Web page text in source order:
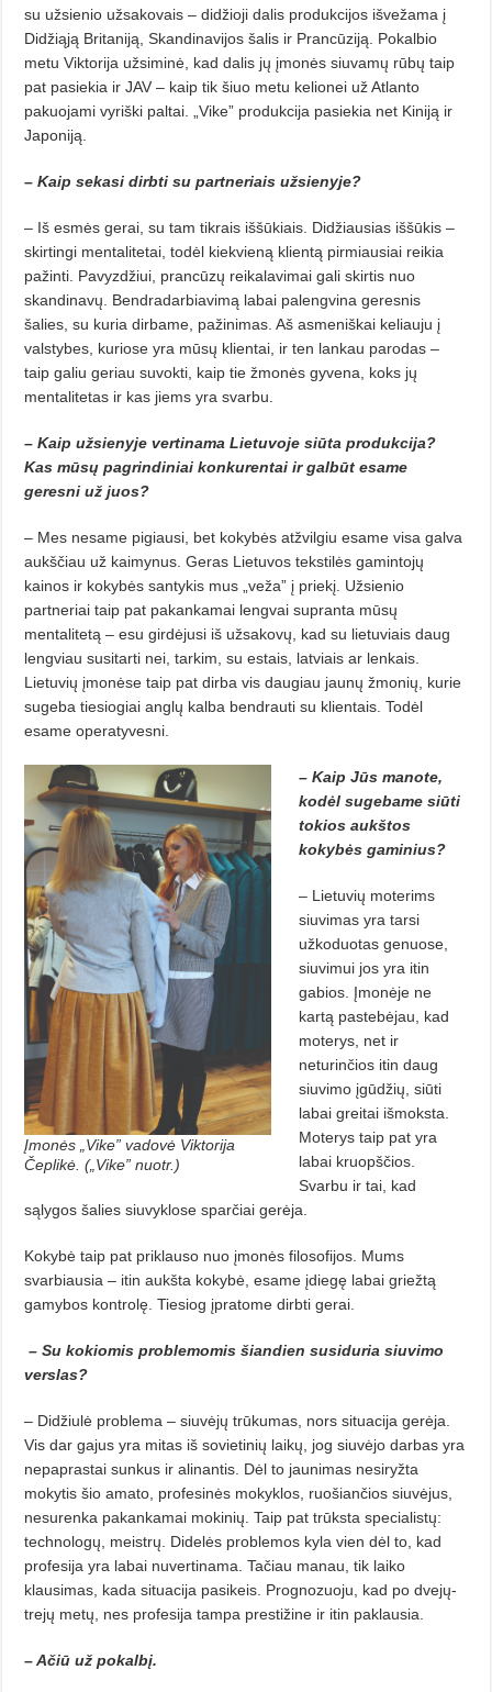
su užsienio užsakovais – didžioji dalis produkcijos išvežama į
Didžiąją Britaniją, Skandinavijos šalis ir Prancūziją. Pokalbio
metu Viktorija užsiminė, kad dalis jų įmonės siuvamų rūbų taip
pat pasiekia ir JAV – kaip tik šiuo metu kelionei už Atlanto
pakuojami vyriški paltai. „Vike” produkcija pasiekia net Kiniją ir
Japoniją.
– Kaip sekasi dirbti su partneriais užsienyje?
– Iš esmės gerai, su tam tikrais iššūkiais. Didžiausias iššūkis –
skirtingi mentalitetai, todėl kiekvieną klientą pirmiausiai reikia
pažinti. Pavyzdžiui, prancūzų reikalavimai gali skirtis nuo
skandinavų. Bendradarbiavimą labai palengvina geresnis
šalies, su kuria dirbame, pažinimas. Aš asmeniškai keliauju į
valstybes, kuriose yra mūsų klientai, ir ten lankau parodas –
taip galiu geriau suvokti, kaip tie žmonės gyvena, koks jų
mentalitetas ir kas jiems yra svarbu.
– Kaip užsienyje vertinama Lietuvoje siūta produkcija?
Kas mūsų pagrindiniai konkurentai ir galbūt esame
geresni už juos?
– Mes nesame pigiausi, bet kokybės atžvilgiu esame visa galva
aukščiau už kaimynus. Geras Lietuvos tekstilės gamintojų
kainos ir kokybės santykis mus „veža” į priekį. Užsienio
partneriai taip pat pakankamai lengvai supranta mūsų
mentalitetą – esu girdėjusi iš užsakovų, kad su lietuviais daug
lengviau susitarti nei, tarkim, su estais, latviais ar lenkais.
Lietuvių įmonėse taip pat dirba vis daugiau jaunų žmonių, kurie
sugeba tiesiogiai anglų kalba bendrauti su klientais. Todėl
esame operatyvesni.
Įmonės „Vike” vadovė Viktorija
Čeplikė. („Vike” nuotr.)
– Kaip Jūs manote,
kodėl sugebame siūti
tokios aukštos
kokybės gaminius?
– Lietuvių moterims
siuvimas yra tarsi
užkoduotas genuose,
siuvimui jos yra itin
gabios. Įmonėje ne
kartą pastebėjau, kad
moterys, net ir
neturinčios itin daug
siuvimo įgūdžių, siūti
labai greitai išmoksta.
Moterys taip pat yra
labai kruopščios.
Svarbu ir tai, kad
sąlygos šalies siuvyklose sparčiai gerėja.
Kokybė taip pat priklauso nuo įmonės filosofijos. Mums
svarbiausia – itin aukšta kokybė, esame įdiegę labai griežtą
gamybos kontrolę. Tiesiog įpratome dirbti gerai.
– Su kokiomis problemomis šiandien susiduria siuvimo
verslas?
– Didžiulė problema – siuvėjų trūkumas, nors situacija gerėja.
Vis dar gajus yra mitas iš sovietinių laikų, jog siuvėjo darbas yra
nepaprastai sunkus ir alinantis. Dėl to jaunimas nesiryžta
mokytis šio amato, profesinės mokyklos, ruošiančios siuvėjus,
nesurenka pakankamai mokinių. Taip pat trūksta specialistų:
technologų, meistrų. Didelės problemos kyla vien dėl to, kad
profesija yra labai nuvertinama. Tačiau manau, tik laiko
klausimas, kada situacija pasikeis. Prognozuoju, kad po dvejų-
trejų metų, nes profesija tampa prestižine ir itin paklausia.
– Ačiū už pokalbį.